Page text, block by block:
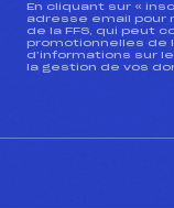
En cliquant sur «
adresse email pour
de la FFS, qui peut
promotionnelles de
d’informations sur
la gestion de vos